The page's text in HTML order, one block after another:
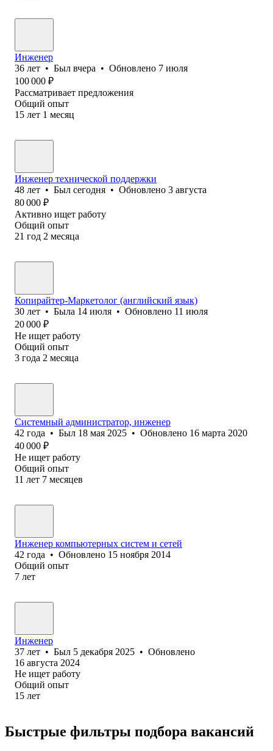
Инженер
36 лет • Был вчера • Обновлено 7 июля
100 000 ₽
Рассматривает предложения
Общий опыт
15 лет 1 месяц
Инженер технической поддержки
48 лет • Был сегодня • Обновлено 3 августа
80 000 ₽
Активно ищет работу
Общий опыт
21 год 2 месяца
Копирайтер-Маркетолог (английский язык)
30 лет • Была 14 июля • Обновлено 11 июля
20 000 ₽
Не ищет работу
Общий опыт
3 года 2 месяца
Системный администратор, инженер
42 года • Был 18 мая 2025 • Обновлено 16 марта 2020
40 000 ₽
Не ищет работу
Общий опыт
11 лет 7 месяцев
Инженер компьютерных систем и сетей
42 года • Обновлено 15 ноября 2014
Общий опыт
7 лет
Инженер
37 лет • Был 5 декабря 2025 • Обновлено
16 августа 2024
Не ищет работу
Общий опыт
15 лет
Быстрые фильтры подбора вакансий